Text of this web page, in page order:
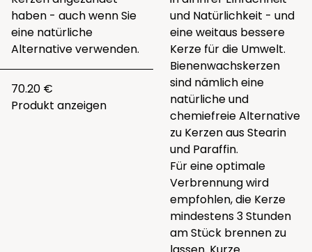
haben - auch wenn Sie
eine natürliche
Alternative verwenden.
70.20 €
Produkt anzeigen
und Natürlichkeit - und
eine weitaus bessere
Kerze für die Umwelt.
Bienenwachskerzen
sind nämlich eine
natürliche und
chemiefreie Alternative
zu Kerzen aus Stearin
und Paraffin.
Für eine optimale
Verbrennung wird
empfohlen, die Kerze
mindestens 3 Stunden
am Stück brennen zu